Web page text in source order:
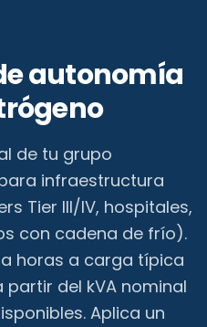
autonomía
de tu grupo
infraestructura
Tier III/IV, hospitales,
con cadena de frío).
horas a carga típica
partir del kVA nominal
Aplica un